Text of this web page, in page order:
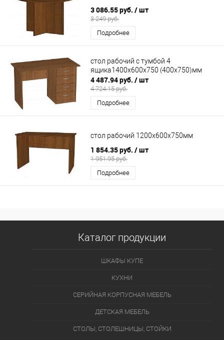
3 086.55 руб. / шт
3 249 руб.
Подробнее
стол рабочий с тумбой 4
ящика1400х600х750 (400х750)мм
4 487.94 руб. / шт
4 724.15 руб.
Подробнее
стол рабочий 1200х600х750мм
1 854.35 руб. / шт
1 951.95 руб.
Подробнее
Каталог продукции
ШКАФЫ КУПЕ
КУХНИ
СЕРИЙНАЯ КОРПУСНАЯ МЕБЕЛЬ
ДЕТСКАЯ МЕБЕЛЬ
СТОЛЫ, СТОЛЕШНИЦЫ, СТОЙКИ